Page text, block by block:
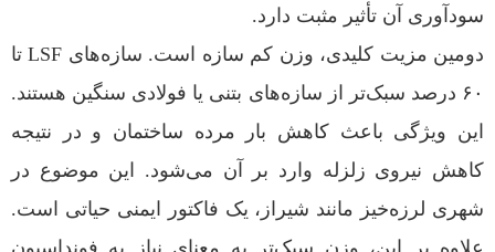
سودآوری آن تأثیر مثبت دارد.
دومین مزیت کلیدی، وزن کم سازه است. سازه‌های LSF تا
۶۰ درصد سبک‌تر از سازه‌های بتنی یا فولادی سنگین هستند.
این ویژگی باعث کاهش بار مرده ساختمان و در نتیجه
کاهش نیروی زلزله وارد بر آن می‌شود. این موضوع در
شهری لرزه‌خیز مانند شیراز، یک فاکتور ایمنی حیاتی است.
علاوه بر این، وزن سبک‌تر به معنای نیاز به فونداسیون